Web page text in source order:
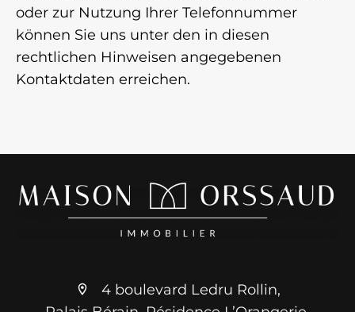
oder zur Nutzung Ihrer Telefonnummer
können Sie uns unter den in diesen
rechtlichen Hinweisen angegebenen
Kontaktdaten erreichen.
4 boulevard Ledru Rollin,